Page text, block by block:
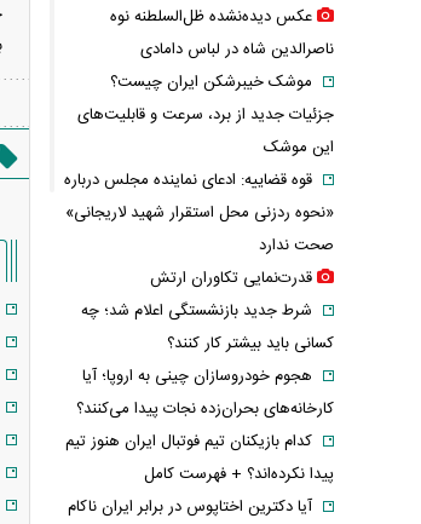
عکس دیده‌نشده ظل‌السلطنه نوه
ناصرالدین شاه در لباس دامادی
موشک خیبرشکن ایران چیست؟
جزئیات جدید از برد، سرعت و قابلیت‌های
این موشک
قوه قضاییه: ادعای نماینده مجلس درباره
«نحوه ردزنی محل استقرار شهید لاریجانی»
صحت ندارد
قدرت‌نمایی تکاوران ارتش
شرط جدید بازنشستگی اعلام شد؛ چه
کسانی باید بیشتر کار کنند؟
هجوم خودروسازان چینی به اروپا؛ آیا
کارخانه‌های بحران‌زده نجات پیدا می‌کنند؟
کدام بازیکنان تیم فوتبال ایران هنوز تیم
پیدا نکرده‌اند؟ + فهرست کامل
آیا دکترین اختاپوس در برابر ایران ناکام